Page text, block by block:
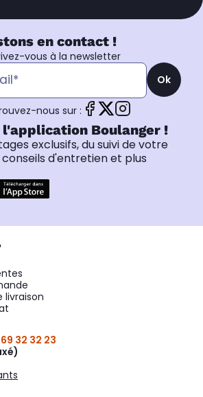
en contact !
vous à la newsletter
Ok
nous sur :
l'application Boulanger !
exclusifs, du suivi de votre
d'entretien et plus
livraison
32 32 23